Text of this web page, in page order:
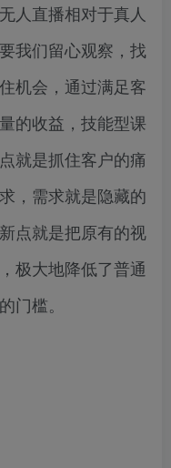
人直播相对于真人
我们留心观察，找
机会，通过满足客
的收益，技能型课
就是抓住客户的痛
，需求就是隐藏的
点就是把原有的视
极大地降低了普通
门槛。